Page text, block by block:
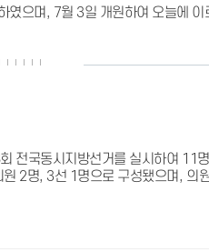
였으며, 7월 3일 개원하여 오늘에 이
전국동시지방선거를 실시하여 11
2명, 3선 1명으로 구성됐으며,